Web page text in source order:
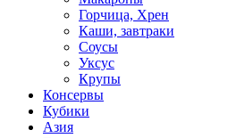
Горчица, Хрен
Каши, завтраки
Соусы
Уксус
Крупы
Консервы
Кубики
Азия